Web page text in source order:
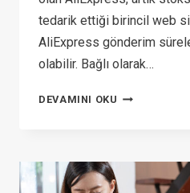
tedarik ettiği birincil web
AliExpress gönderim
olabilir. Bağlı olarak…
DEVAMINI OKU ALIEXPRESS
GÖNDERIM
NE